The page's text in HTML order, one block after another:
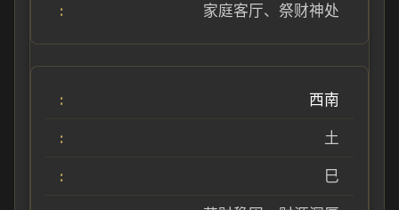
家庭客厅、祭财神处
西南
土
巳